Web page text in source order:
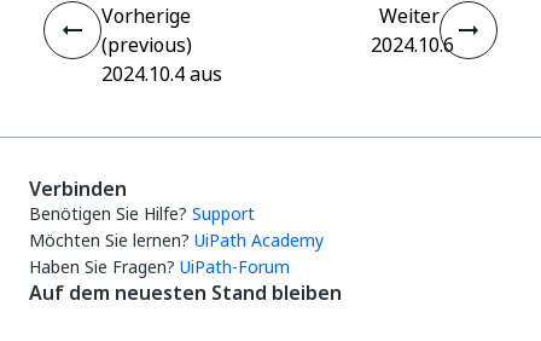
Vorherige
(previous)
2024.10.4 aus
Weiter
2024.10.6
Verbinden
Benötigen Sie Hilfe? Support
Möchten Sie lernen? UiPath Academy
Haben Sie Fragen? UiPath-Forum
Auf dem neuesten Stand bleiben